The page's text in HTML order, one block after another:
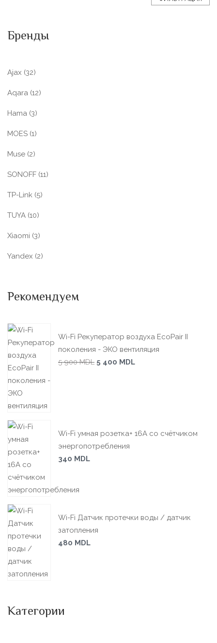
Бренды
Ajax (32)
Aqara (12)
Hama (3)
MOES (1)
Muse (2)
SONOFF (11)
TP-Link (5)
TUYA (10)
Xiaomi (3)
Yandex (2)
Рекомендуем
Wi-Fi Рекуператор воздуха EcoPair II
поколения - ЭКО вентиляция
5 900MDL 5 400 MDL
Wi-Fi умная розетка+ 16А со счётчиком
энергопотребления
340 MDL
Wi-Fi Датчик протечки воды / датчик
затопления
480 MDL
Категории